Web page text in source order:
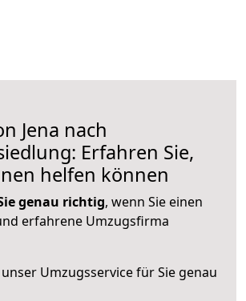
Jena nach
Erfahren Sie,
helfen können
genau richtig, wenn Sie einen
erfahrene Umzugsfirma
Umzugsservice für Sie genau